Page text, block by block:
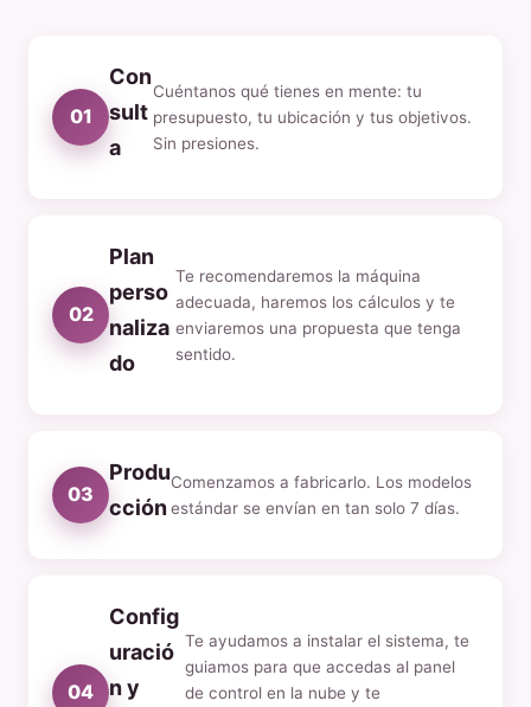
01
Con
sult
a
Cuéntanos qué tienes en mente: tu
presupuesto, tu ubicación y tus objetivos.
Sin presiones.
02
Plan
perso
naliza
do
Te recomendaremos la máquina
adecuada, haremos los cálculos y te
enviaremos una propuesta que tenga
sentido.
03
Produ
cción
Comenzamos a fabricarlo. Los modelos
estándar se envían en tan solo 7 días.
04
Config
uració
n y
Te ayudamos a instalar el sistema, te
guiamos para que accedas al panel
de control en la nube y te